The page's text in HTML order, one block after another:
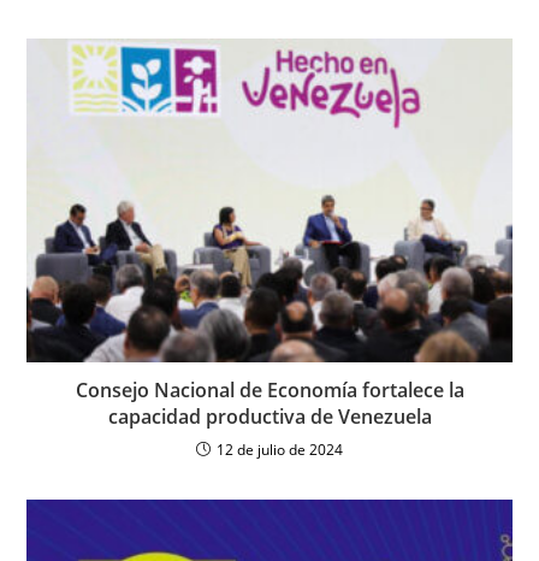
Consejo Nacional de Economía fortalece la
capacidad productiva de Venezuela
12 de julio de 2024